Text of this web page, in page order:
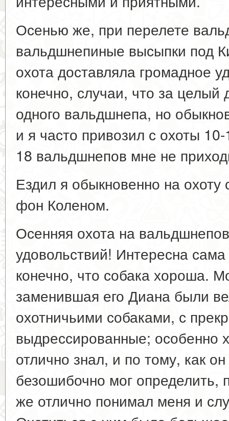
Осенью же, при перелете
вальдшнепиные высыпки под
охота доставляла громадное
конечно, случаи, что за
одного вальдшнепа, но
и я часто привозил с охоты
18 вальдшнепов мне не
Ездил я обыкновенно на
фон Коленом.
Осенняя охота на
удовольствий! Интересна
конечно, что собака хороша.
заменившая его Диана были
охотничьими собаками, с
выдрессированные;
отлично знал, и по тому, как
безошибочно мог определить,
же отлично понимал меня и